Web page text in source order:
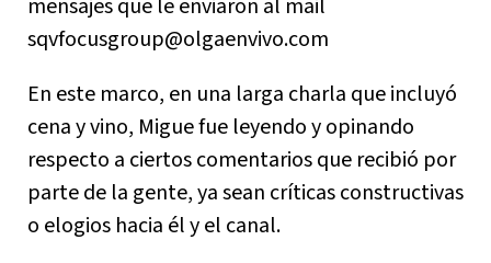
mensajes que le enviaron al mail
sqvfocusgroup@olgaenvivo.com
En este marco, en una larga charla que incluyó
cena y vino, Migue fue leyendo y opinando
respecto a ciertos comentarios que recibió por
parte de la gente, ya sean críticas constructivas
o elogios hacia él y el canal.